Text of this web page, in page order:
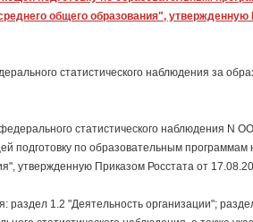
общего образования", утвержденную
статистического наблюдения за
статистического наблюдения N
подготовку по образовательным программам
утвержденную Приказом Росстата от
раздел 1.2 "Деятельность организации";